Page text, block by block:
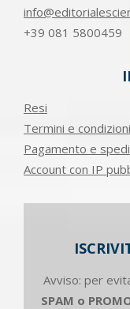
+39 081 5800459
Resi
Termini e condizioni
Pagamento e
Account con IP
Avviso: per
SPAM o